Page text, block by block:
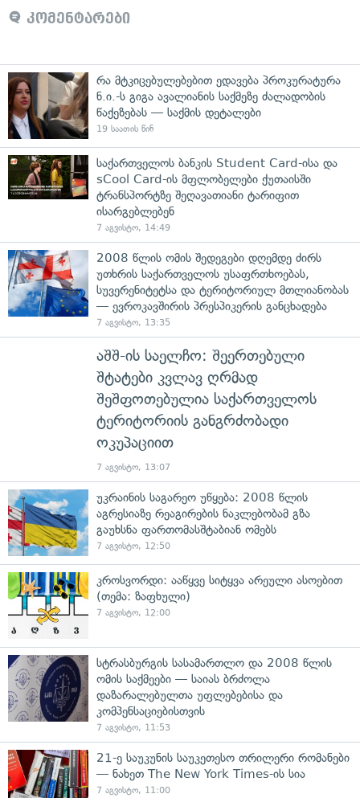
კომენტარები
რა მტკიცებულებებით ედავება პროკურატურა
ნ.ი.-ს გიგა ავალიანის საქმეზე ძალადობის
წაქეზებას — საქმის დეტალები
19 საათის წინ
საქართველოს ბანკის Student Card-ისა და
sCool Card-ის მფლობელები ქუთაისში
ტრანსპორტზე შეღავათიანი ტარიფით
ისარგებლებენ
7 აგვისტო, 14:49
2008 წლის ომის შედეგები დღემდე ძირს
უთხრის საქართველოს უსაფრთხოებას,
სუვერენიტეტსა და ტერიტორიულ მთლიანობას
— ევროკავშირის პრესპიკერის განცხადება
7 აგვისტო, 13:35
აშშ-ის საელჩო: შეერთებული
შტატები კვლავ ღრმად
შეშფოთებულია საქართველოს
ტერიტორიის განგრძობადი
ოკუპაციით
7 აგვისტო, 13:07
უკრაინის საგარეო უწყება: 2008 წლის
აგრესიაზე რეაგირების ნაკლებობამ გზა
გაუხსნა ფართომასშტაბიან ომებს
7 აგვისტო, 12:50
კროსვორდი: ააწყვე სიტყვა არეული ასოებით
(თემა: ზაფხული)
7 აგვისტო, 12:00
სტრასბურგის სასამართლო და 2008 წლის
ომის საქმეები — საიას ბრძოლა
დაზარალებულთა უფლებებისა და
კომპენსაციებისთვის
7 აგვისტო, 11:53
21-ე საუკუნის საუკეთესო თრილერი რომანები
— ნახეთ The New York Times-ის სია
7 აგვისტო, 11:00